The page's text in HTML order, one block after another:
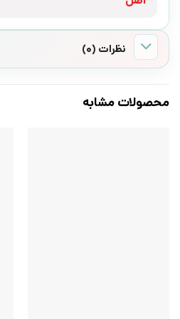
نظرات (0)
محصولات مشابه